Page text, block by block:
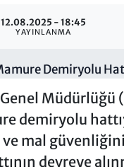
12.08.2025 - 18:45
YAYINLANMA
Genel Müdürlüğü
demiryolu
ve mal
devreye